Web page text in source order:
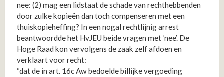
nee: (2) mag een lidstaat de schade van rechthebbenden
door zulke kopieën dan toch compenseren met een
thuiskopieheffing? In een nogal rechtlijnig arrest
beantwoordde het HvJEU beide vragen met ‘nee’. De
Hoge Raad kon vervolgens de zaak zelf afdoen en
verklaart voor recht:
“dat de in art. 16c Aw bedoelde billijke vergoeding